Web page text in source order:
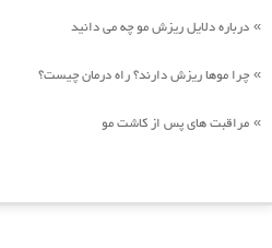
» درباره دلایل ریزش مو چه می دانید
» چرا موها ریزش دارند؟ راه درمان چیست؟
» مراقبت های پس از کاشت مو